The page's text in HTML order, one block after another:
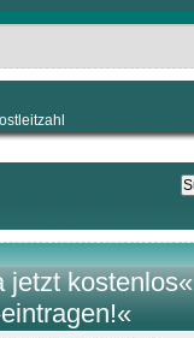
jetzt kostenlos«